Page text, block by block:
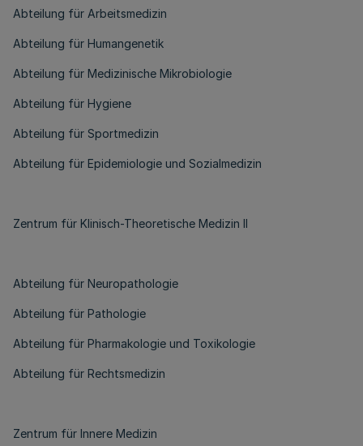
Abteilung für Arbeitsmedizin
Abteilung für Humangenetik
Abteilung für Medizinische Mikrobiologie
Abteilung für Hygiene
Abteilung für Sportmedizin
Abteilung für Epidemiologie und Sozialmedizin
Zentrum für Klinisch-Theoretische Medizin II
Abteilung für Neuropathologie
Abteilung für Pathologie
Abteilung für Pharmakologie und Toxikologie
Abteilung für Rechtsmedizin
Zentrum für Innere Medizin